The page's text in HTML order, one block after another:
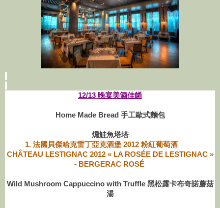
12/13 晚宴美酒佳餚
Home Made Bread 手工歐式麵包
燻鮭魚塔塔
1. 法國貝傑哈克雷丁亞克酒堡 2012 粉紅葡萄酒
CHÂTEAU LESTIGNAC 2012 « LA ROSÉE DE LESTIGNAC »
- BERGERAC ROSÉ
Wild Mushroom Cappuccino with Truffle 黑松露卡布奇諾蘑菇
湯